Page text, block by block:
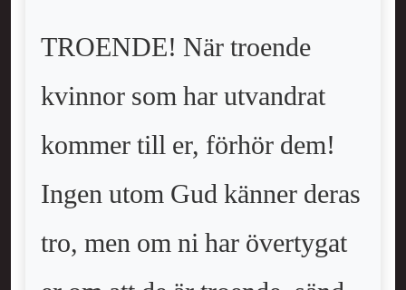
TROENDE! När troende
kvinnor som har utvandrat
kommer till er, förhör dem!
Ingen utom Gud känner deras
tro, men om ni har övertygat